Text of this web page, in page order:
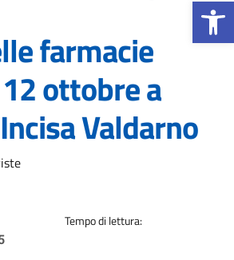
Apri la
farmacie
ottobre a
Valdarno
notizia
Tempo di lettura: